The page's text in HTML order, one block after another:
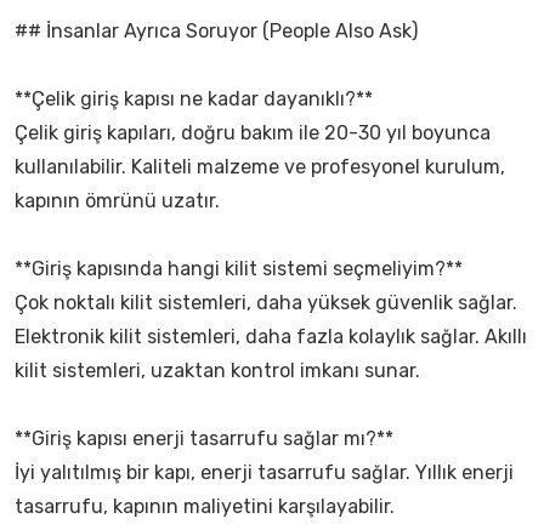
## İnsanlar Ayrıca Soruyor (People Also Ask)
**Çelik giriş kapısı ne kadar dayanıklı?**
Çelik giriş kapıları, doğru bakım ile 20-30 yıl boyunca
kullanılabilir. Kaliteli malzeme ve profesyonel kurulum,
kapının ömrünü uzatır.
**Giriş kapısında hangi kilit sistemi seçmeliyim?**
Çok noktalı kilit sistemleri, daha yüksek güvenlik sağlar.
Elektronik kilit sistemleri, daha fazla kolaylık sağlar. Akıllı
kilit sistemleri, uzaktan kontrol imkanı sunar.
**Giriş kapısı enerji tasarrufu sağlar mı?**
İyi yalıtılmış bir kapı, enerji tasarrufu sağlar. Yıllık enerji
tasarrufu, kapının maliyetini karşılayabilir.